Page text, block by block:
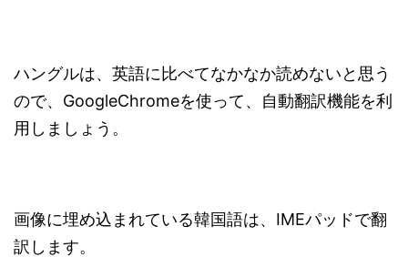
ハングルは、英語に比べてなかなか読めないと思う
ので、GoogleChromeを使って、自動翻訳機能を利
用しましょう。
画像に埋め込まれている韓国語は、IMEパッドで翻
訳します。